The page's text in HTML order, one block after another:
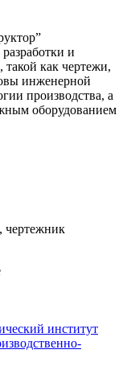
и
как чертежи,
инженерной
производства, а
оборудованием
чертежник
институт